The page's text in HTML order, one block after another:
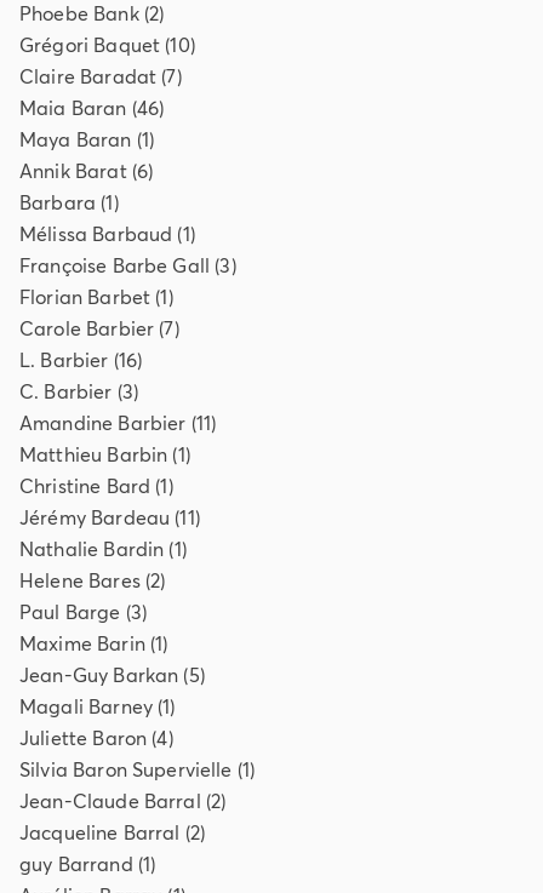
Phoebe Bank(2)
Grégori Baquet (10)
Claire Baradat (7)
Maia Baran (46)
Maya Baran (1)
Annik Barat(6)
Barbara (1)
Mélissa Barbaud (1)
Françoise Barbe Gall (3)
Florian Barbet (1)
Carole Barbier (7)
L. Barbier (16)
C. Barbier (3)
Amandine Barbier (11)
Matthieu Barbin (1)
Christine Bard (1)
Jérémy Bardeau (11)
Nathalie Bardin (1)
Helene Bares(2)
Paul Barge (3)
Maxime Barin(1)
Jean-Guy Barkan (5)
Magali Barney(1)
Juliette Baron (4)
Silvia Baron Supervielle (1)
Jean-Claude Barral (2)
Jacqueline Barral (2)
guy Barrand (1)